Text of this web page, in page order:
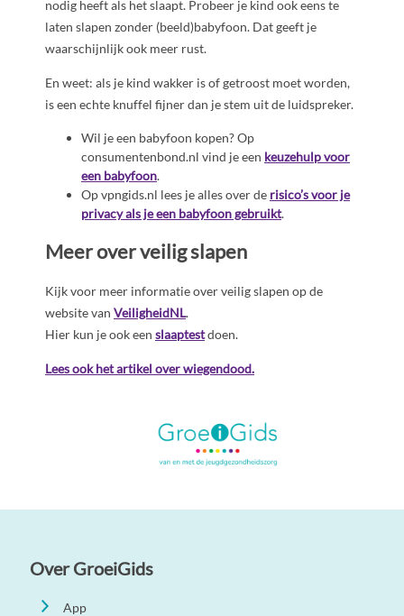
nodig heeft als het slaapt. Probeer je kind ook eens te
laten slapen zonder (beeld)babyfoon. Dat geeft je
waarschijnlijk ook meer rust.
En weet: als je kind wakker is of getroost moet worden,
is een echte knuffel fijner dan je stem uit de luidspreker.
Wil je een babyfoon kopen? Op
consumentenbond.nl vind je een keuzehulp voor
een babyfoon.
Op vpngids.nl lees je alles over de risico’s voor je
privacy als je een babyfoon gebruikt.
Meer over veilig slapen
Kijk voor meer informatie over veilig slapen op de
website van VeiligheidNL.
Hier kun je ook een slaaptestdoen.
Lees ook het artikel over wiegendood.
Over GroeiGids
App